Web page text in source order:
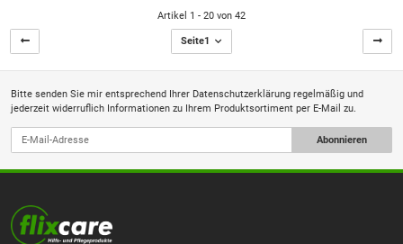
Artikel 1 - 20 von 42
Seite1
Bitte senden Sie mir entsprechend Ihrer Datenschutzerklärung regelmäßig und
jederzeit widerruflich Informationen zu Ihrem Produktsortiment per E-Mail zu.
Abonnieren